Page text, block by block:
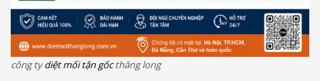
công tydiệt mối tận gốcthăng long